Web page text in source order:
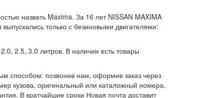
назвать Maxima. За 16 лет NISSAN MAXIMA
только с безиновыми двигателями:
2.5, 3.0 литров. В наличии есть товары
способом: позвонив нам, оформив заказ через
кузова, оригинальный или каталожный номера.
В кратчайшие сроки Новая почта доставит